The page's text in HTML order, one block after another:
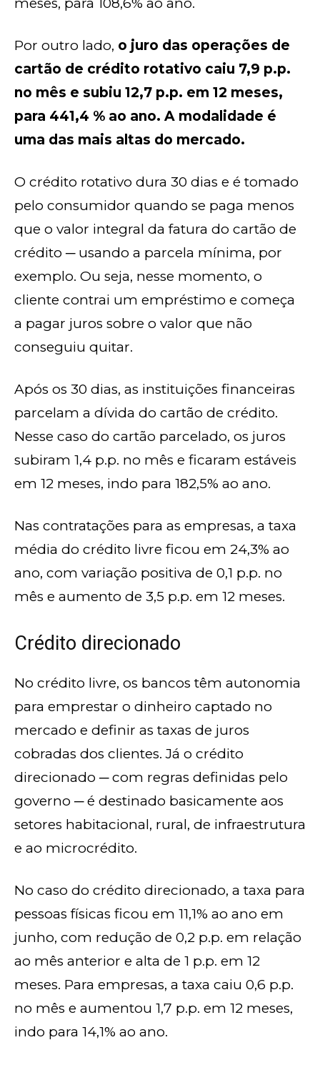
Por outro lado, o juro das operações de
cartão de crédito rotativo caiu 7,9 p.p.
no mês e subiu 12,7 p.p. em 12 meses,
para 441,4 % ao ano. A modalidade é
uma das mais altas do mercado.
O crédito rotativo dura 30 dias e é tomado
pelo consumidor quando se paga menos
que o valor integral da fatura do cartão de
crédito ─ usando a parcela mínima, por
exemplo. Ou seja, nesse momento, o
cliente contrai um empréstimo e começa
a pagar juros sobre o valor que não
conseguiu quitar.
Após os 30 dias, as instituições financeiras
parcelam a dívida do cartão de crédito.
Nesse caso do cartão parcelado, os juros
subiram 1,4 p.p. no mês e ficaram estáveis
em 12 meses, indo para 182,5% ao ano.
Nas contratações para as empresas, a taxa
média do crédito livre ficou em 24,3% ao
ano, com variação positiva de 0,1 p.p. no
mês e aumento de 3,5 p.p. em 12 meses.
Crédito direcionado
No crédito livre, os bancos têm autonomia
para emprestar o dinheiro captado no
mercado e definir as taxas de juros
cobradas dos clientes. Já o crédito
direcionado ─ com regras definidas pelo
governo ─ é destinado basicamente aos
setores habitacional, rural, de infraestrutura
e ao microcrédito.
No caso do crédito direcionado, a taxa para
pessoas físicas ficou em 11,1% ao ano em
junho, com redução de 0,2 p.p. em relação
ao mês anterior e alta de 1 p.p. em 12
meses. Para empresas, a taxa caiu 0,6 p.p.
no mês e aumentou 1,7 p.p. em 12 meses,
indo para 14,1% ao ano.